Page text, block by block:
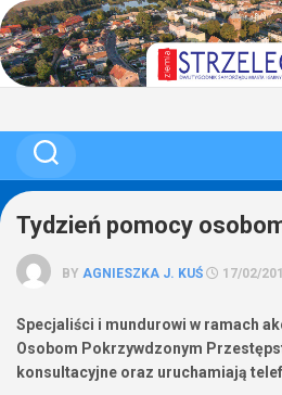
Skip
to
content
Tydzień pomocy
BY AGNIESZKA J. KUŚ 17/02/
Specjaliści i mundurowi w ramach
Osobom Pokrzywdzonym
konsultacyjne oraz uruchamiają